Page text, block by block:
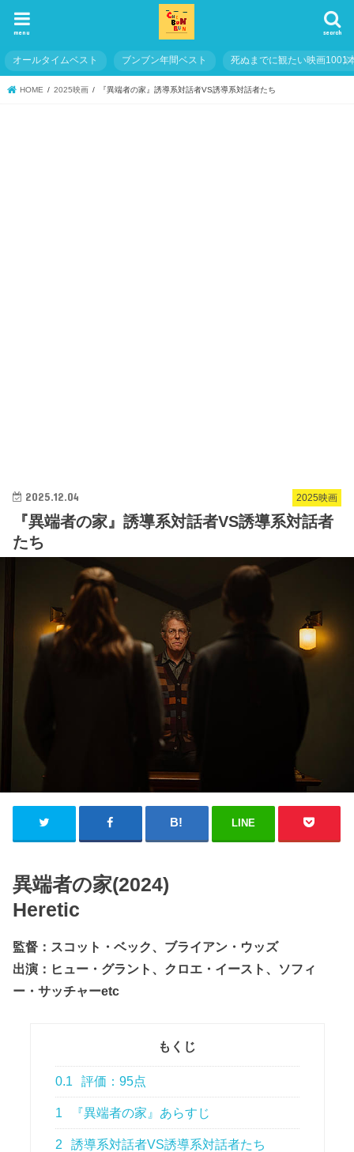
search
menu
オールタイムベスト ブンブン年間ベスト 死ぬまでに観たい映画1001
HOME 2025映画 『異端者の家』誘導系対話者VS誘導系対話者たち
2025映画
2025.12.04
『異端者の家』誘導系対話者VS誘導系対話者
たち
LINE
異端者の家(2024)
Heretic
監督：スコット・ベック、ブライアン・ウッズ
出演：ヒュー・グラント、クロエ・イースト、ソフィ
ー・サッチャーetc
もくじ
0.1 評価：95点
1 『異端者の家』あらすじ
2 誘導系対話者VS誘導系対話者たち